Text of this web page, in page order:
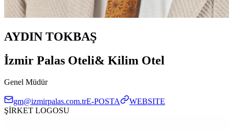
AYDIN TOKBAŞ
İzmir Palas Oteli& Kilim Otel
Genel Müdür
gm@izmirpalas.com.trE-POSTA
WEBSITE
ŞİRKET LOGOSU